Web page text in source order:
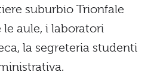
suburbio Trionfale
aule, i laboratori
la segreteria studenti